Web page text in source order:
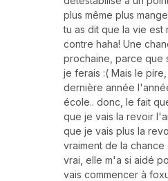
plus même plus
tu as dit que la vie est
contre haha! Une
prochaine, parce que
je ferais :( Mais le
dernière année
école.. donc, le fait
que je vais la revoir
que je vais plus la
vraiment de la
vrai, elle m'a si aidé
vais commencer à